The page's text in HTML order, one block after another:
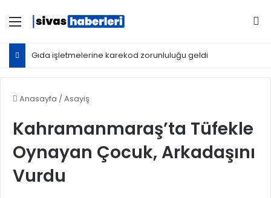
Menü
Gıda işletmelerine karekod zorunluluğu geldi
Anasayfa / Asayiş
Kahramanmaraş’ta Tüfekle
Oynayan Çocuk, Arkadaşını
Vurdu